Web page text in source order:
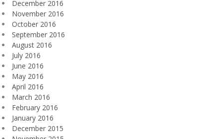
December 2016
November 2016
October 2016
September 2016
August 2016
July 2016
June 2016
May 2016
April 2016
March 2016
February 2016
January 2016
December 2015